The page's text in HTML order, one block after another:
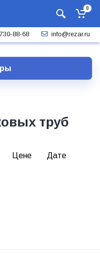
0
88-68 info@rezar.ru
труб
Цене
Дате